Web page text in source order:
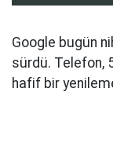
Google bugün
sürdü. Telefon,
hafif bir